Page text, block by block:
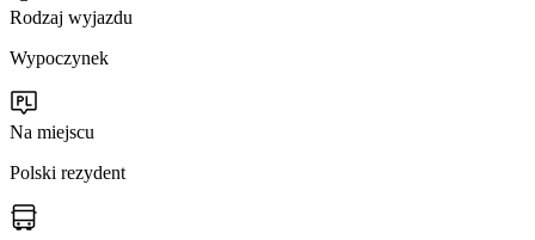
Rodzaj wyjazdu
Wypoczynek
Na miejscu
Polski rezydent